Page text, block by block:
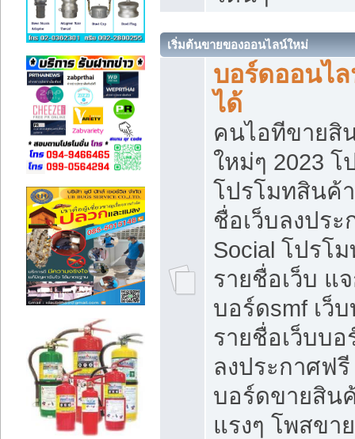
เริ่มต้นขายของออนไลน์ใหม่
บอร์ดออนไ
ได้
คนไอทีขายสิ
ใหม่ๆ 2023
โปรโมทสินค้
ชื่อเว็บลงปร
Social โปรโ
รายชื่อเว็บ แ
บอร์ดsmf เว็
รายชื่อเว็บบ
ลงประกาศฟรี
บอร์ดขายสิน
แรงๆ โพสขา